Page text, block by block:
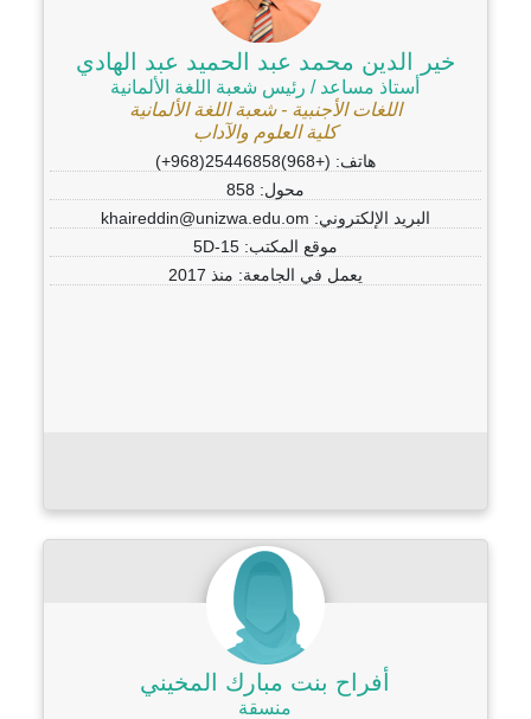
خير الدين محمد عبد الحميد عبد الهادي
أستاذ مساعد / رئيس شعبة اللغة الألمانية
اللغات الأجنبية - شعبة اللغة الألمانية
كلية العلوم والآداب
هاتف: (+968)25446858(968+)
محول: 858
البريد الإلكتروني: khaireddin@unizwa.edu.om
موقع المكتب: 5D-15
يعمل في الجامعة: منذ 2017
أفراح بنت مبارك المخيني
منسقة